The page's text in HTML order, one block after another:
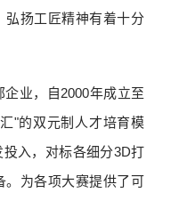
弘扬工匠精神有着十分
业，自2000年成立至
"的双元制人才培育模
入，对标各细分3D打
。为各项大赛提供了可